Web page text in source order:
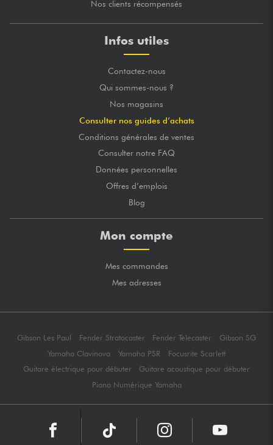
Nos clients récompensés
Infos utiles
Contactez-nous
Qui sommes-nous ?
Nos magasins
Consulter nos guides d’achats
Conditions générales de ventes
Consulter notre FAQ
Données personnelles
Offres d’emplois
Blog
Mon compte
Mes commandes
Mes adresses
Gibson Les Paul Fender Stratocaster Fender Telecaster
Gibson SG
Yamaha Clavinova
Yamaha PSR
Focusrite Scarlett
Guitare électrique pour débuter
Guitare acoustique pour débuter
Piano Numérique Yamaha